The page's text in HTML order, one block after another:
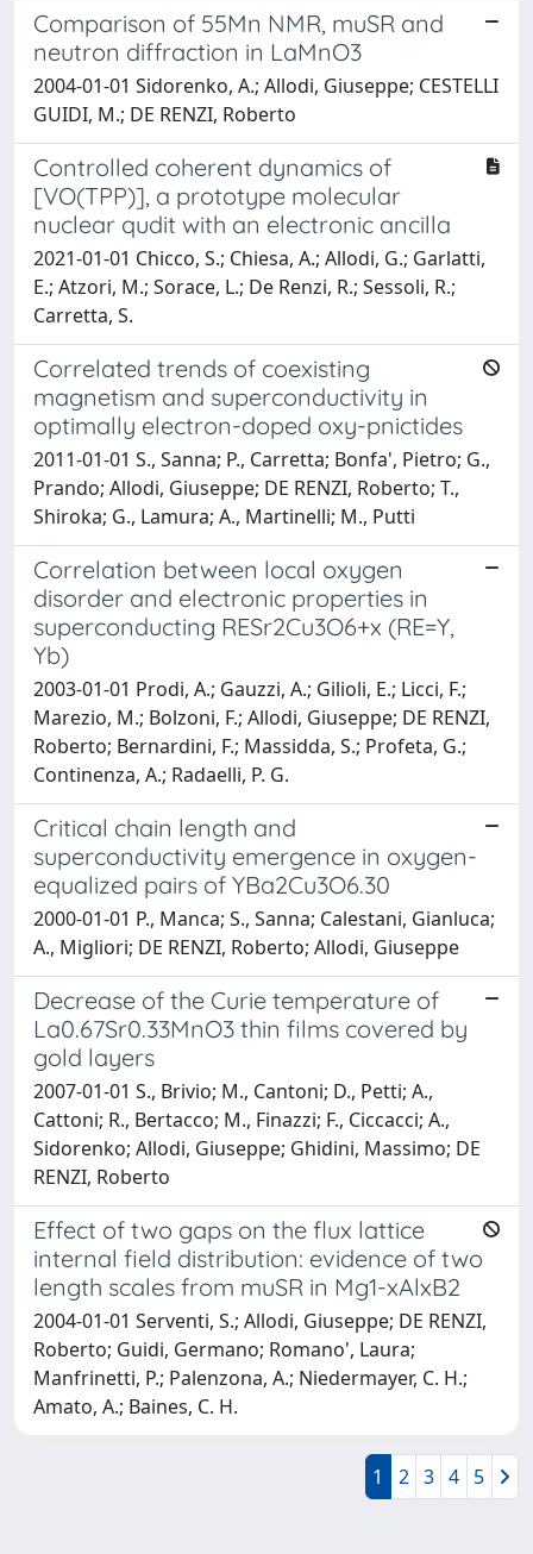
Comparison of 55Mn NMR, muSR and
neutron diffraction in LaMnO3
2004-01-01 Sidorenko, A.; Allodi, Giuseppe; CESTELLI
GUIDI, M.; DE RENZI, Roberto
Controlled coherent dynamics of
[VO(TPP)], a prototype molecular
nuclear qudit with an electronic ancilla
2021-01-01 Chicco, S.; Chiesa, A.; Allodi, G.; Garlatti,
E.; Atzori, M.; Sorace, L.; De Renzi, R.; Sessoli, R.;
Carretta, S.
Correlated trends of coexisting
magnetism and superconductivity in
optimally electron-doped oxy-pnictides
2011-01-01 S., Sanna; P., Carretta; Bonfa', Pietro; G.,
Prando; Allodi, Giuseppe; DE RENZI, Roberto; T.,
Shiroka; G., Lamura; A., Martinelli; M., Putti
Correlation between local oxygen
disorder and electronic properties in
superconducting RESr2Cu3O6+x (RE=Y,
Yb)
2003-01-01 Prodi, A.; Gauzzi, A.; Gilioli, E.; Licci, F.;
Marezio, M.; Bolzoni, F.; Allodi, Giuseppe; DE RENZI,
Roberto; Bernardini, F.; Massidda, S.; Profeta, G.;
Continenza, A.; Radaelli, P. G.
Critical chain length and
superconductivity emergence in oxygen-
equalized pairs of YBa2Cu3O6.30
2000-01-01 P., Manca; S., Sanna; Calestani, Gianluca;
A., Migliori; DE RENZI, Roberto; Allodi, Giuseppe
Decrease of the Curie temperature of
La0.67Sr0.33MnO3 thin films covered by
gold layers
2007-01-01 S., Brivio; M., Cantoni; D., Petti; A.,
Cattoni; R., Bertacco; M., Finazzi; F., Ciccacci; A.,
Sidorenko; Allodi, Giuseppe; Ghidini, Massimo; DE
RENZI, Roberto
Effect of two gaps on the flux lattice
internal field distribution: evidence of two
length scales from muSR in Mg1-xAlxB2
2004-01-01 Serventi, S.; Allodi, Giuseppe; DE RENZI,
Roberto; Guidi, Germano; Romano', Laura;
Manfrinetti, P.; Palenzona, A.; Niedermayer, C. H.;
Amato, A.; Baines, C. H.
1 2 3 4 5